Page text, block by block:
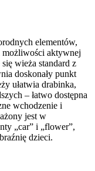
elementów,
możliwości aktywnej
wieża standard z
doskonały punkt
ułatwia drabinka,
– łatwo dostępna
wchodzenie i
jest w
„car” i „flower”,
dzieci.